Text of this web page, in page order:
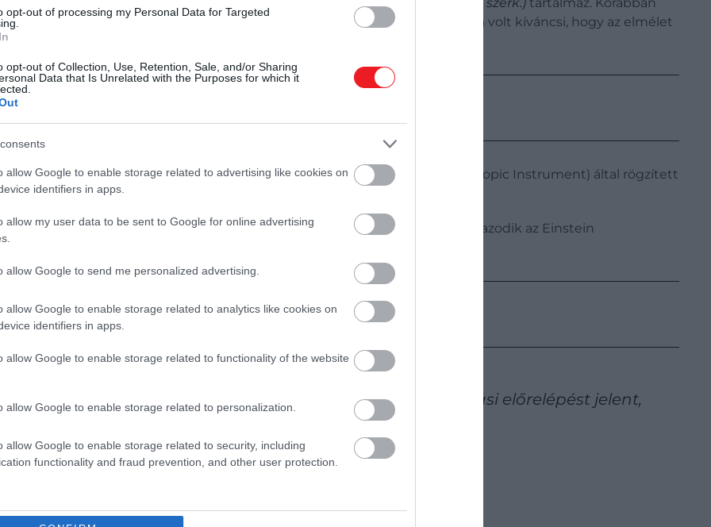
opt-out of processing my Personal Data for Targeted
opt-out of Collection, Use, Retention, Sale, and/or Sharing
Data that Is Unrelated with the Purposes for which it
allow Google to enable storage related to advertising like cookies on
identifiers in apps.
allow my user data to be sent to Google for online advertising
allow Google to send me personalized advertising.
allow Google to enable storage related to analytics like cookies on
identifiers in apps.
allow Google to enable storage related to functionality of the website
allow Google to enable storage related to personalization.
allow Google to enable storage related to security, including
functionality and fraud prevention, and other user protection.
a Naprendszerben, ám egy csillagászokból álló kutatócsoport arra volt kíváncsi, hogy az elmélet
–
fekete lyuk egyszerre pusztít el egy galaxist
szerelt sötétenergia-színképelemző műszer, a DESI (Dark Energy Spectroscopic Instrument) által rögzített
tágulásának jellemzőit, egészen a napjainkig.
idővel fejlődhet, az univerzum szerkezete valójában nagy mértékben igazodik az Einstein
az eltűnt csillag rejtélyét
műszer a kozmikus struktúra növekedését vizsgálta. Óriási előrelépést jelent,
még többet megtudhatunk a sötét energiáról is